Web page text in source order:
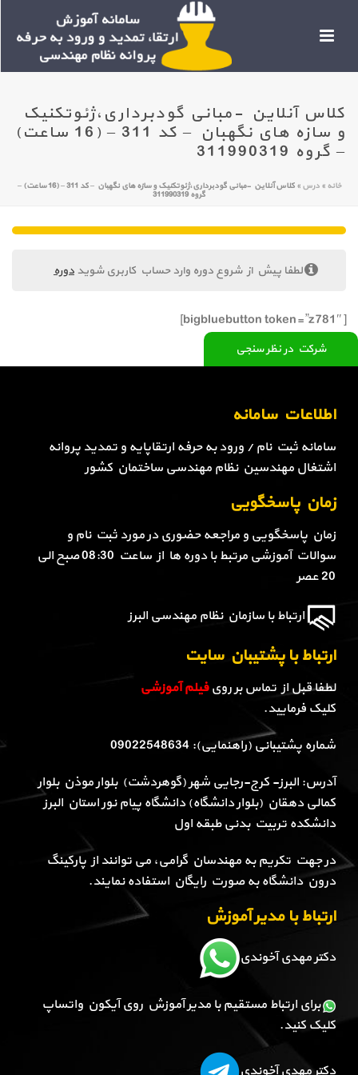
کلاس آنلاین -مبانی گودبرداری،ژئوتکنیک
و سازه های نگهبان – کد 311 – (16 ساعت)
– گروه 311990319
خانه »درس » کلاس آنلاین -مبانی گودبرداری،ژئوتکنیک و سازه های نگهبان – کد 311 – (16 ساعت) –
گروه 311990319
شرکت در نظر سنجی
لطفا پیش از شروع دوره وارد حساب کاربری شویددوره
[bigbluebutton token=”z781″]
اطلاعات سامانه
سامانه ثبت نام / ورود به حرفه ارتقاپایه و تمدید پروانه
اشتغال مهندسین نظام مهندسی ساختمان کشور
زمان پاسخگویی
زمان پاسخگویی و مراجعه حضوری در مورد ثبت نام و
سوالات آموزشی مرتبط با دوره ها از ساعت 08:30 صبح الی
20 عصر
ارتباط با سازمان نظام مهندسی البرز
ارتباط با پشتیبان سایت
لطفا قبل از تماس بر رویفیلم آموزشی
کلیک فرمایید.
شماره پشتیبانی (راهنمایی): 09022548634
آدرس: البرز- کرج-رجایی شهر (گوهردشت) بلوار موذن بلوار
کمالی دهقان (بلوار دانشگاه) دانشگاه پیام نور استان البرز
دانشکده تربیت بدنی طبقه اول
در جهت تکریم به مهندسان گرامی، می توانند از پارکینگ
درون دانشگاه به صورت رایگان استفاده نمایند.
ارتباط با مدیر آموزش
دکتر مهدی آخوندی
برای ارتباط مستقیم با مدیر آموزش روی آیکون واتساپ
کلیک کنید.
دکتر مهدی آخوندی